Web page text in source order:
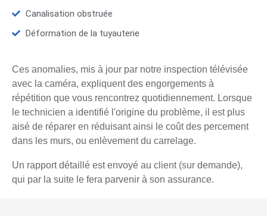
Canalisation obstruée
Déformation de la tuyauterie
Ces anomalies, mis à jour par notre inspection télévisée
avec la caméra, expliquent des engorgements à
répétition que vous rencontrez quotidiennement. Lorsque
le technicien a identifié l'origine du problème, il est plus
aisé de réparer en réduisant ainsi le coût des percement
dans les murs, ou enlèvement du carrelage.
Un rapport détaillé est envoyé au client (sur demande),
qui par la suite le fera parvenir à son assurance.